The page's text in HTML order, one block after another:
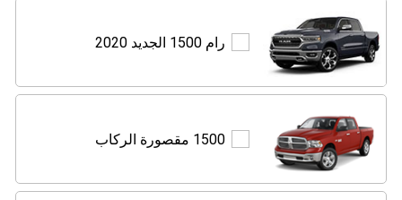
رام 1500 الجديد 2020 رام
1500 مقصورة الركاب